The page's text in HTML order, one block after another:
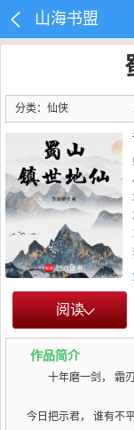
山海书盟
分类：仙侠
阅读
作品简介
十年磨一剑， 霜刃
今日把示君， 谁有不平